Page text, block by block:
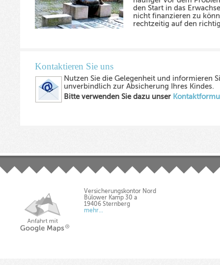
den Start in das
nicht finanzieren zu
rechtzeitig auf den
Kontaktieren Sie uns
Nutzen Sie die Gelegenheit und informieren
unverbindlich zur Absicherung Ihres Kindes.
Bitte verwenden Sie dazu unser
Versicherungskontor Nord
Bülower Kamp 30 a
19406 Sternberg
mehr...